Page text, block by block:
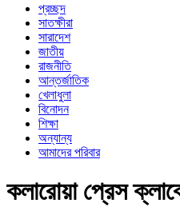
প্রচ্ছদ
সাতক্ষীরা
সারাদেশ
জাতীয়
রাজনীতি
আন্তর্জাতিক
খেলাধুলা
বিনোদন
শিক্ষা
অন্যান্য
আমাদের পরিবার
কলারোয়া প্রেস